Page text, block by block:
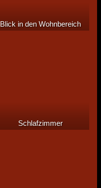
Blick in den Wohnbereich
Schlafzimmer